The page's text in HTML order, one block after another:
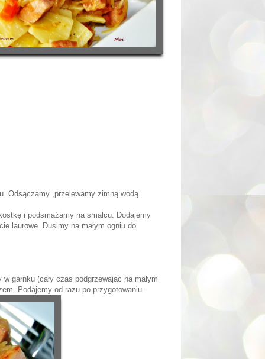
Odsączamy ,przelewamy zimną wodą.
i podsmażamy na smalcu. Dodajemy
laurowe. Dusimy na małym ogniu do
garnku (cały czas podgrzewając na małym
Podajemy od razu po przygotowaniu.